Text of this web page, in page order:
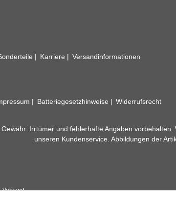
Karriere Versandinformationen
Batteriegesetzhinweise Widerrufsrecht
Irrtümer und fehlerhafte Angaben
unseren Kundenservice. Abbildungen der
Versand